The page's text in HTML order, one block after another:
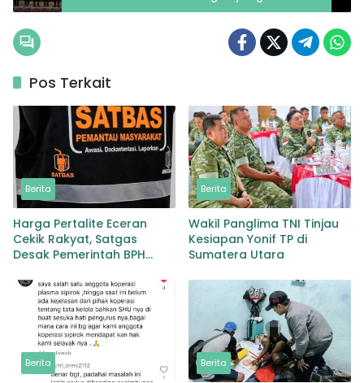
Pemanfaatan Tekhnologi
Pos Terkait
Berita
Harga Pertalite Eceran
Cekik Rakyat, Satgas
Desak Pemerintah BPH
Berita
Wakil Panglima TNI Tinjau
Kesiapan Yonif TP di
Sumatera Utara
Berita Berita